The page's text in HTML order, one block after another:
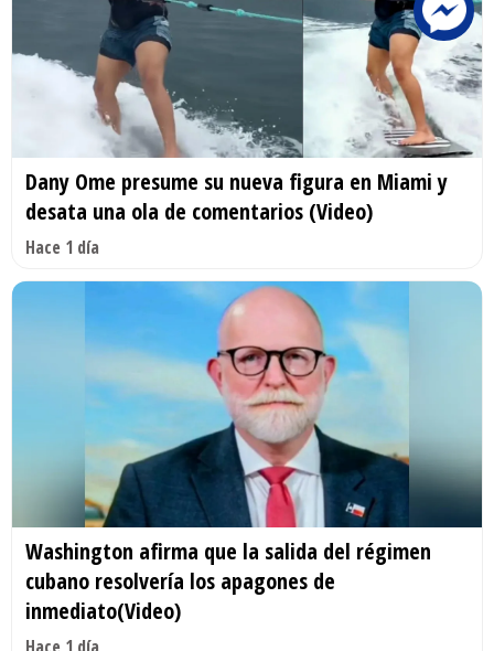
Dany Ome presume su nueva figura en Miami y
desata una ola de comentarios (Video)
Hace 1 día
Washington afirma que la salida del régimen
cubano resolvería los apagones de
inmediato(Video)